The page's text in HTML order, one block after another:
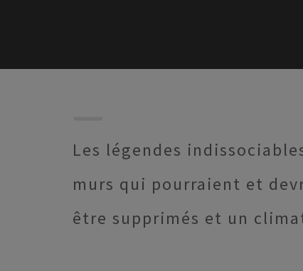
Les légendes
murs qui pourraient et
être supprimés et un